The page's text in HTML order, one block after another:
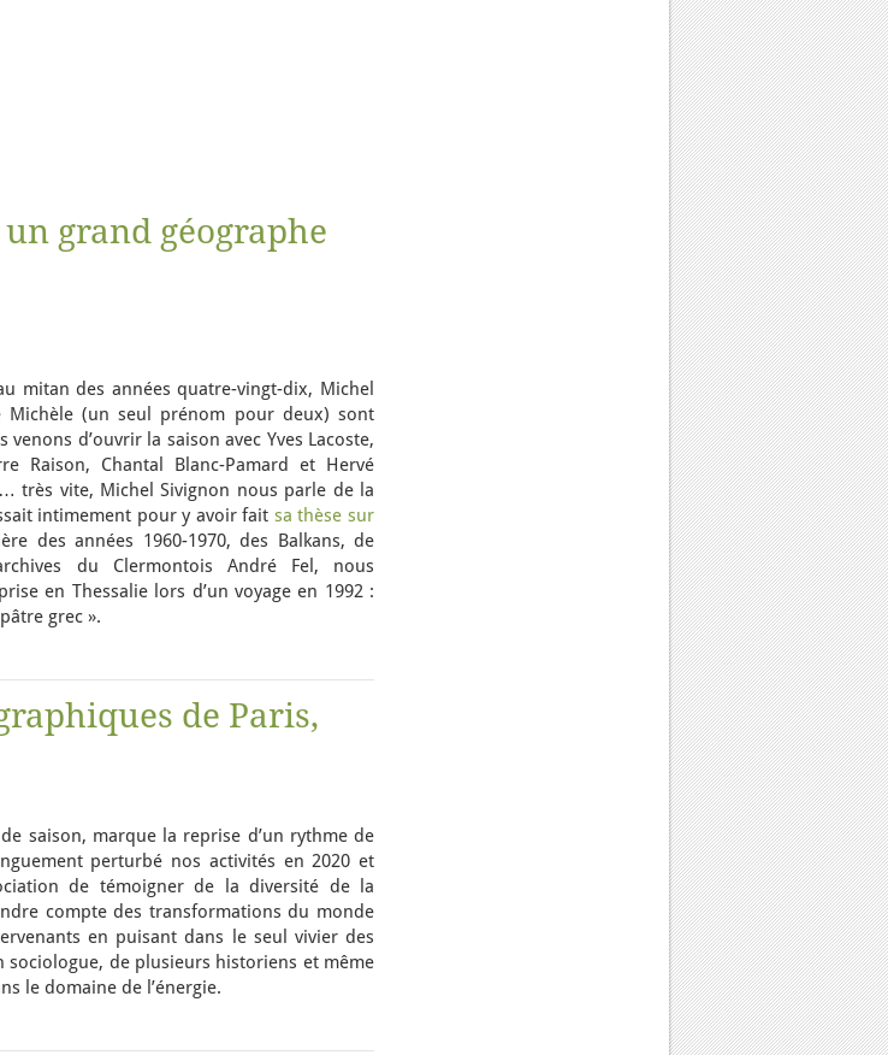
grand géographe
mitan des années quatre-vingt-dix, Michel
Michèle (un seul prénom pour deux) sont
venons d’ouvrir la saison avec Yves Lacoste,
Raison, Chantal Blanc-Pamard et Hervé
très vite, Michel Sivignon nous parle de la
intimement pour y avoir fait sa thèse sur
des années 1960-1970, des Balkans, de
du Clermontois André Fel, nous
en Thessalie lors d’un voyage en 1992 :
grec ».
de Paris,
saison, marque la reprise d’un rythme de
perturbé nos activités en 2020 et
de témoigner de la diversité de la
compte des transformations du monde
en puisant dans le seul vivier des
sociologue, de plusieurs historiens et même
le domaine de l’énergie.